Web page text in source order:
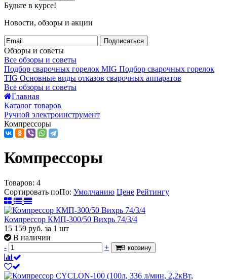
Будьте в курсе!
Новости, обзоры и акции
Подписаться
Обзоры и советы
Все обзоры и советы
Подбор сварочных горелок MIG Подбор сварочных горелок
TIG Основные виды отказов сварочных аппаратов
Все обзоры и советы
Главная
Каталог товаров
Ручной электроинструмент
Компрессоры
Компрессоры
Товаров: 4
Сортировать поПо: Умолчанию Цене Рейтингу
Компрессор КМП-300/50 Вихрь 74/3/4
15 159 руб. за 1 шт
В наличии
-
+ В корзину